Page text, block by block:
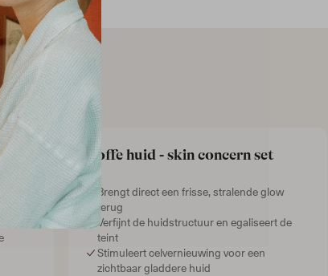
Doffe huid - skin concern set
Brengt direct een frisse, stralende glow
terug
Verfijnt de huidstructuur en egaliseert de
teint
Stimuleert celvernieuwing voor een
zichtbaar gladdere huid